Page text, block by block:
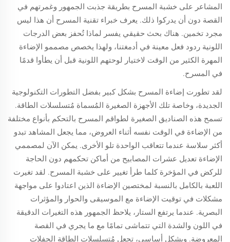
المشاعر على خشبة المسرح بطريقة جذبت الجمهور وغمرتهم في
القصة دون أن يدركوا ذلك. يعرف خبراء تقنية المسرح أن هذا ليس
مجرد تخمين. هناك بحث حقيقي يفسر لماذا تُحفز بعض الدرجات
اللونية ردود فعل معينة في أدمغتنا، ولهذا يخصص مصممو الإضاءة
المهرة الكثير من الوقت لاختيار لوحتهم اللونية قبل أن يطأوا قدمًا
في المسرح.
لقد تطورت إضاءة المسرح بشكل كبير بفضل التطورات التكنولوجية
الجديدة، وخاصة تلك الأجهزة الصغيرة المُسماة مُتسلسلات الطاقة.
تسمح هذه الصناديق الصغيرة لطواقم المسرح بالتحكم بأنواع مختلفة
من الإضاءة في الوقت نفسه أثناء العروض، مما يجعل المشاهد تبدو
أكثر سلاسة عندما تتعاقب الواحدة تلو الأخرى. يمكن الآن لمصممي
الإضاءة تعديل عشرات المصابيح من أماكن تحكمهم دون الحاجة
للركض في المؤخرة كلما طرأ تغيير على خشبة المسرح. لقد تغيرت
اللعبة بالكامل بالنسبة لمختصين الإضاءة الذين اعتادوا على مواجهة
مشكلات في توقيت الإضاءة مع الموسيقى والحوار والمؤثرات
البصرية. عندما يرتفع الستار، يلاحظ الجمهور هذه التغيرات الدقيقة
في اللون والشدة التي تتماشى تمامًا مع ما يجري في القصة
المعروضة. وبشكل أساسي، تجعل مُتسلسلات الطاقة الحفلات